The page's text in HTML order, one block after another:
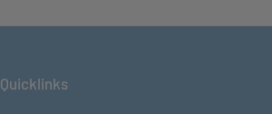
Quicklinks